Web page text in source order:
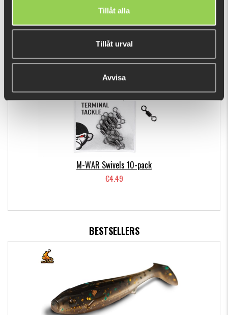
Tillåt alla
Tillåt urval
Avvisa
€4.49
RECENTLY VIEWED PRODUCTS
M-WAR Swivels 10-pack
€4.49
BESTSELLERS